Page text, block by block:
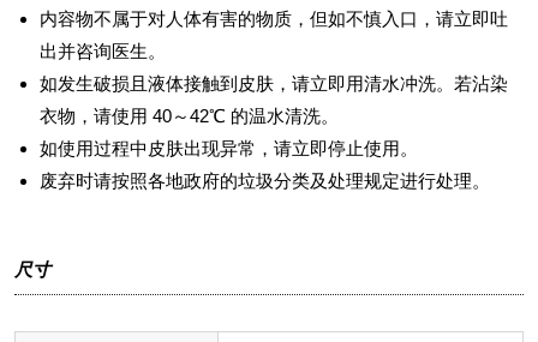
内容物不属于对人体有害的物质，但如不慎入口，请立即吐
出并咨询医生。
如发生破损且液体接触到皮肤，请立即用清水冲洗。若沾染
衣物，请使用 40～42℃ 的温水清洗。
如使用过程中皮肤出现异常，请立即停止使用。
废弃时请按照各地政府的垃圾分类及处理规定进行处理。
尺寸